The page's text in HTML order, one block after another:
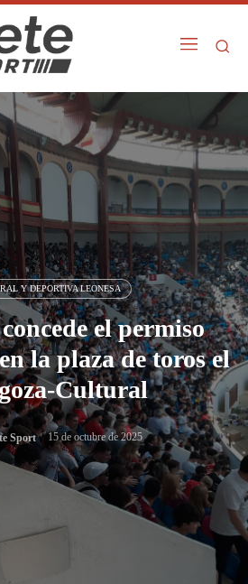
Y DEPORTIVA LEONESA
el permiso
la plaza de toros el
Cultural
Sport 15 de octubre de 2025